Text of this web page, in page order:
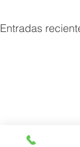
Entradas